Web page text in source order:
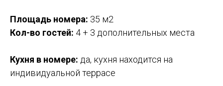
Площадь номера: 35 м2
Кол-во гостей: 4 + 3 дополнительных места
Кухня в номере: да, кухня находится на
индивидуальной террасе